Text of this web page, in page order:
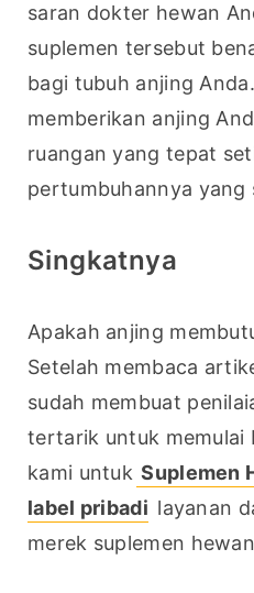
saran dokter hewan
suplemen tersebut
bagi tubuh anjing
memberikan anjing
ruangan yang tepat
pertumbuhannya yang
Singkatnya
Apakah anjing
Setelah membaca
sudah membuat
tertarik untuk memulai
kami untuk Suplemen
label pribadi layanan
merek suplemen